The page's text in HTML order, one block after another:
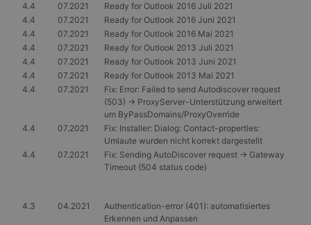
4.4
07.2021
Ready for Outlook 2016 Juli 2021
4.4
07.2021
Ready for Outlook 2016 Juni 2021
4.4
07.2021
Ready for Outlook 2016 Mai 2021
4.4
07.2021
Ready for Outlook 2013 Juli 2021
4.4
07.2021
Ready for Outlook 2013 Juni 2021
4.4
07.2021
Ready for Outlook 2013 Mai 2021
4.4
07.2021
Fix: Error: Failed to send Autodiscover request
(503) -> ProxyServer-Unterstützung erweitert
um ByPassDomains/ProxyOverride
4.4
07.2021
Fix: Installer: Dialog: Contact-properties:
Umlaute wurden nicht korrekt dargestellt
4.4
07.2021
Fix: Sending AutoDiscover request -> Gateway
Timeout (504 status code)
4.3 04.2021
Authentication-error (401): automatisiertes
Erkennen und Anpassen